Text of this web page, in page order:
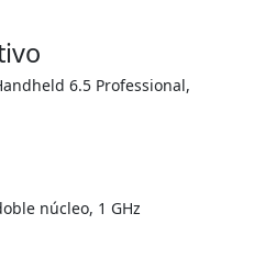
6.5 Professional,
núcleo, 1 GHz